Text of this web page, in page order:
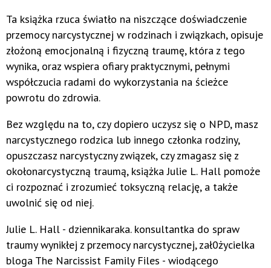
Ta książka rzuca światło na niszczące doświadczenie
przemocy narcystycznej w rodzinach i związkach, opisuje
złożoną emocjonalną i fizyczną traumę, która z tego
wynika, oraz wspiera ofiary praktycznymi, pełnymi
współczucia radami do wykorzystania na ścieżce
powrotu do zdrowia.
Bez względu na to, czy dopiero uczysz się o NPD, masz
narcystycznego rodzica lub innego członka rodziny,
opuszczasz narcystyczny związek, czy zmagasz się z
okołonarcystyczną traumą, książka Julie L. Hall pomoże
ci rozpoznać i zrozumieć toksyczną relację, a także
uwolnić się od niej.
Julie L. Hall - dziennikaraka. konsultantka do spraw
traumy wynikłej z przemocy narcystycznej, zał0życielka
bloga The Narcissist Family Files - wiodącego